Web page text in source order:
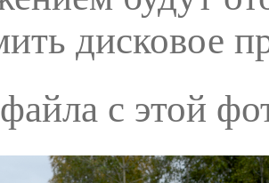
дисковое
с этой